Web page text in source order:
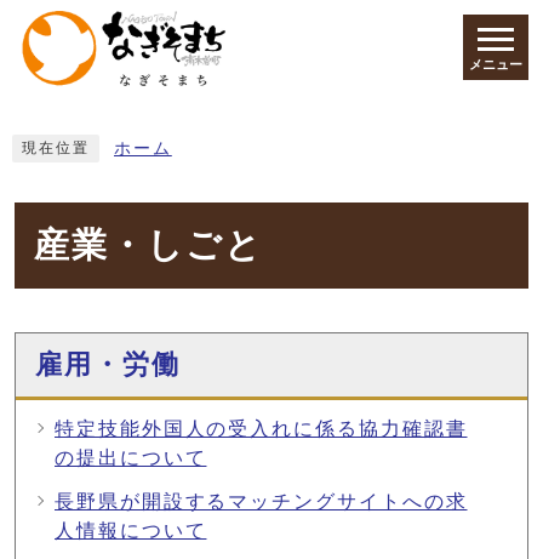
ページの先頭です
メニュー
現在位置 ホーム
産業・しごと
メインメニュー
雇用・労働
特定技能外国人の受入れに係る協力確認書
の提出について
長野県が開設するマッチングサイトへの求
人情報について